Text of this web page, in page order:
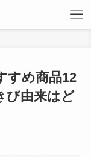
すめ商品12
び由来はど